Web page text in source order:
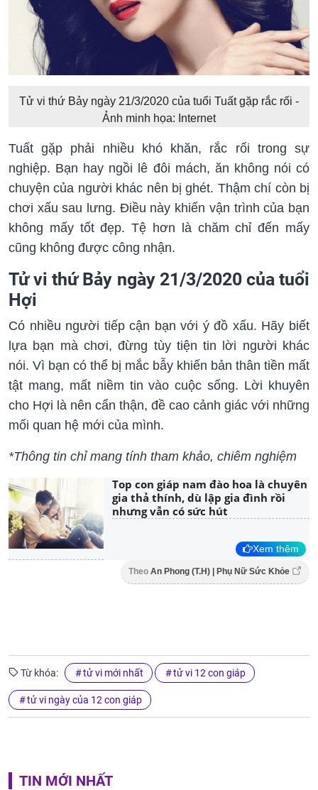
Tử vi thứ Bảy ngày 21/3/2020 của tuổi Tuất gặp rắc rối -
Ảnh minh họa: Internet
Tuất gặp phải nhiều khó khăn, rắc rối trong sự
nghiệp. Bạn hay ngồi lê đôi mách, ăn không nói có
chuyện của người khác nên bị ghét. Thậm chí còn bị
chơi xấu sau lưng. Điều này khiến vận trình của bạn
không mấy tốt đẹp. Tệ hơn là chăm chỉ đến mấy
cũng không được công nhận.
Tử vi thứ Bảy ngày 21/3/2020 của tuổi
Hợi
Có nhiều người tiếp cận bạn với ý đồ xấu. Hãy biết
lựa bạn mà chơi, đừng tùy tiện tin lời người khác
nói. Vì bạn có thể bị mắc bẫy khiến bản thân tiền mất
tật mang, mất niềm tin vào cuộc sống. Lời khuyên
cho Hợi là nên cẩn thận, đề cao cảnh giác với những
mối quan hệ mới của mình.
*Thông tin chỉ mang tính tham khảo, chiêm nghiệm
Top con giáp nam đào hoa là chuyên
gia thả thính, dù lập gia đình rồi
nhưng vẫn có sức hút
Xem thêm
Theo An Phong (T.H) | Phụ Nữ Sức Khỏe
Từ khóa: tử vi mới nhất tử vi 12 con giáp
tử vi ngày của 12 con giáp
TIN MỚI NHẤT